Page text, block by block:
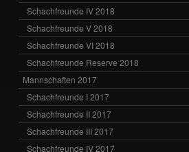
Schachfreunde IV 2018
Schachfreunde V 2018
Schachfreunde VI 2018
Schachfreunde Reserve 2018
Mannschaften 2017
Schachfreunde I 2017
Schachfreunde II 2017
Schachfreunde III 2017
Schachfreunde IV 2017